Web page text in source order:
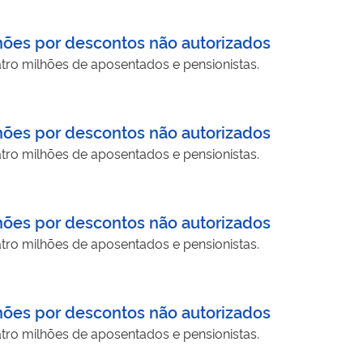
por descontos não autorizados
milhões de aposentados e pensionistas.
por descontos não autorizados
milhões de aposentados e pensionistas.
por descontos não autorizados
milhões de aposentados e pensionistas.
por descontos não autorizados
milhões de aposentados e pensionistas.